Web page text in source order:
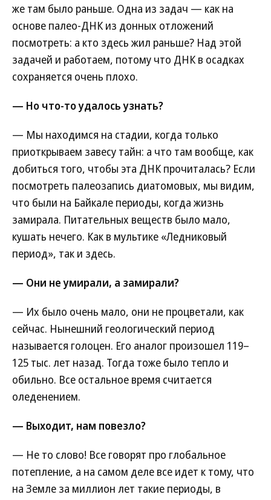
же там было раньше. Одна из задач — как на
основе палео-ДНК из донных отложений
посмотреть: а кто здесь жил раньше? Над этой
задачей и работаем, потому что ДНК в осадках
сохраняется очень плохо.
— Но что-то удалось узнать?
— Мы находимся на стадии, когда только
приоткрываем завесу тайн: а что там вообще, как
добиться того, чтобы эта ДНК прочиталась? Если
посмотреть палеозапись диатомовых, мы видим,
что были на Байкале периоды, когда жизнь
замирала. Питательных веществ было мало,
кушать нечего. Как в мультике «Ледниковый
период», так и здесь.
— Они не умирали, а замирали?
— Их было очень мало, они не процветали, как
сейчас. Нынешний геологический период
называется голоцен. Его аналог произошел 119–
125 тыс. лет назад. Тогда тоже было тепло и
обильно. Все остальное время считается
оледенением.
— Выходит, нам повезло?
— Не то слово! Все говорят про глобальное
потепление, а на самом деле все идет к тому, что
на Земле за миллион лет такие периоды, в